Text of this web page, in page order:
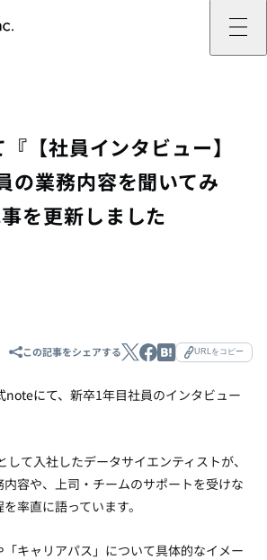
プ
り
進支援
活用支援
【社員インタビュー】
の業務内容を聞いてみ
を更新しました
この記事をシェアする URLをコピー
にて、 新卒1年目社員のインタビュー
て入社したデータサイエンティストが、
容や、上司・チームのサポートを受けな
率直に語っています。
「キャリアパス」について具体的なイメー